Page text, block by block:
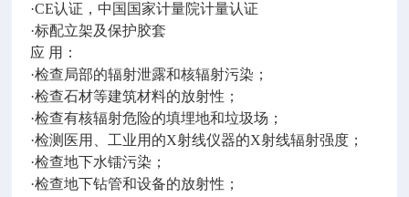
·CE认证，中国国家计量院计量认证
·标配立架及保护胶套
应 用：
·检查局部的辐射泄露和核辐射污染；
·检查石材等建筑材料的放射性；
·检查有核辐射危险的填埋地和垃圾场；
·检测医用、工业用的X射线仪器的X射线辐射强度；
·检查地下水镭污染；
·检查地下钻管和设备的放射性；